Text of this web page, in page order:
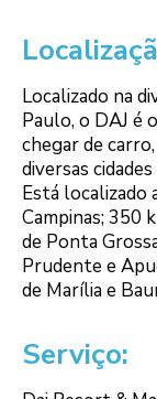
Localizado na
Paulo, o DAJ é
chegar de
diversas
Está localizado
Campinas; 350
de Ponta
Prudente e
de Marília e
Serviço: